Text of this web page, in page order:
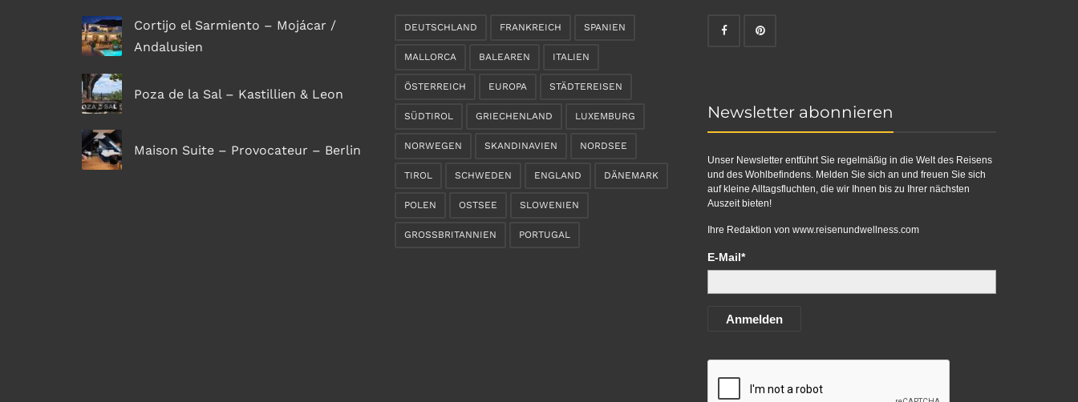
Cortijo el Sarmiento – Mojácar /
Andalusien
Poza de la Sal – Kastillien & Leon
Maison Suite – Provocateur – Berlin
DEUTSCHLAND FRANKREICH SPANIEN
MALLORCA BALEAREN ITALIEN
ÖSTERREICH EUROPA STÄDTEREISEN
SÜDTIROL GRIECHENLAND LUXEMBURG
NORWEGEN SKANDINAVIEN NORDSEE
TIROL SCHWEDEN ENGLAND DÄNEMARK
POLEN OSTSEE SLOWENIEN
GROSSBRITANNIEN PORTUGAL
Newsletter abonnieren
Unser Newsletter entführt Sie regelmäßig in die Welt des Reisens
und des Wohlbefindens. Melden Sie sich an und freuen Sie sich
auf kleine Alltagsfluchten, die wir Ihnen bis zu Ihrer nächsten
Auszeit bieten!
Ihre Redaktion von www.reisenundwellness.com
E-Mail*
Anmelden